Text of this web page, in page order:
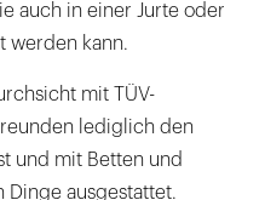
auch in einer Jurte oder
werden kann.
mit TÜV-
lediglich den
und mit Betten und
ausgestattet.